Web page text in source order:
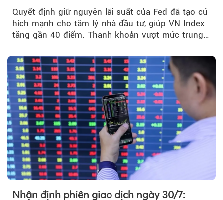
Quyết định giữ nguyên lãi suất của Fed đã tạo cú
hích mạnh cho tâm lý nhà đầu tư, giúp VN Index
tăng gần 40 điểm. Thanh khoản vượt mức trung
Nhận định phiên giao dịch ngày 30/7: